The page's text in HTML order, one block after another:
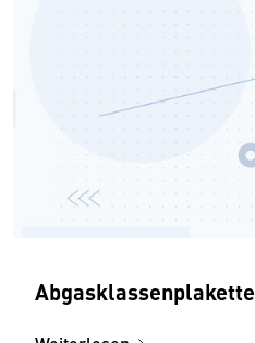
Abgasklassenplakette